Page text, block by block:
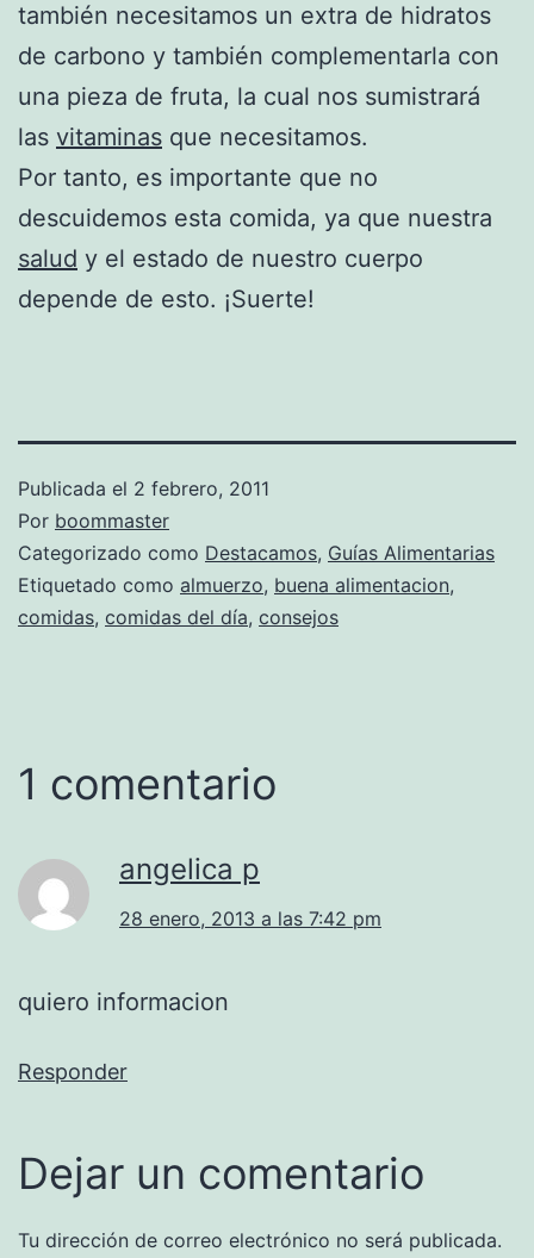
también necesitamos un extra de hidratos
de carbono y también complementarla con
una pieza de fruta, la cual nos sumistrará
las vitaminas que necesitamos.
Por tanto, es importante que no
descuidemos esta comida, ya que nuestra
salud y el estado de nuestro cuerpo
depende de esto. ¡Suerte!
Publicada el 2 febrero, 2011
Por boommaster
Categorizado como Destacamos, Guías Alimentarias
Etiquetado como almuerzo, buena alimentacion,
comidas, comidas del día, consejos
1 comentario
angelica p
28 enero, 2013 a las 7:42 pm
quiero informacion
Responder
Dejar un comentario
Tu dirección de correo electrónico no será publicada.